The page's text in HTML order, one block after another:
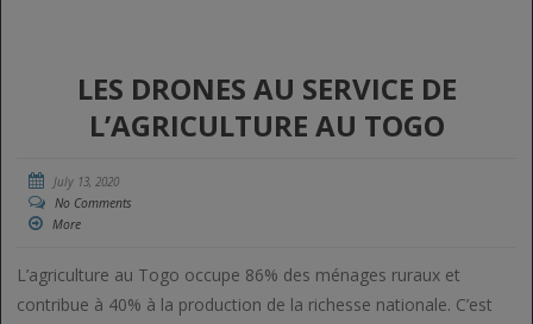
LES DRONES AU SERVICE DE
L’AGRICULTURE AU TOGO
July 13, 2020
No Comments
More
L’agriculture au Togo occupe 86% des ménages ruraux et
contribue à 40% à la production de la richesse nationale. C’est